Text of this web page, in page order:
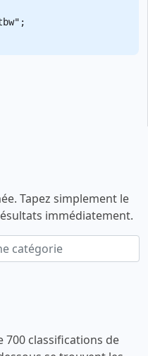
Tapez simplement le
immédiatement.
700 classifications de